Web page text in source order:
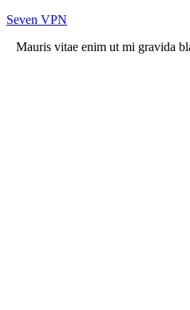
Seven VPN
Mauris vitae enim ut mi gravida